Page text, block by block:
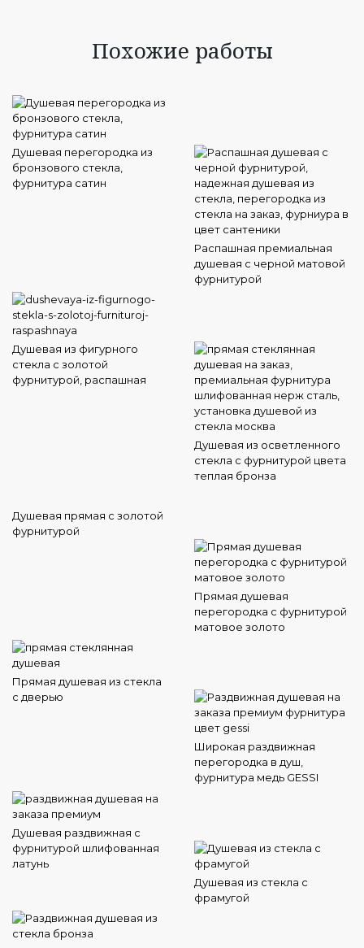
Похожие работы
Душевая перегородка из
бронзового стекла,
фурнитура сатин
Распашная премиальная
душевая с черной матовой
фурнитурой
Душевая из фигурного
стекла с золотой
фурнитурой, распашная
Душевая из осветленного
стекла с фурнитурой цвета
теплая бронза
Душевая прямая с золотой
фурнитурой
Прямая душевая
перегородка с фурнитурой
матовое золото
Прямая душевая из стекла
с дверью
Широкая раздвижная
перегородка в душ,
фурнитура медь GESSI
Душевая раздвижная с
фурнитурой шлифованная
латунь
Душевая из стекла с
фрамугой